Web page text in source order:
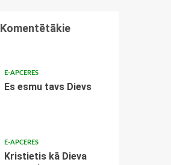
Komentētākie
E-APCERES
Es esmu tavs Dievs
E-APCERES
Kristietis kā Dieva